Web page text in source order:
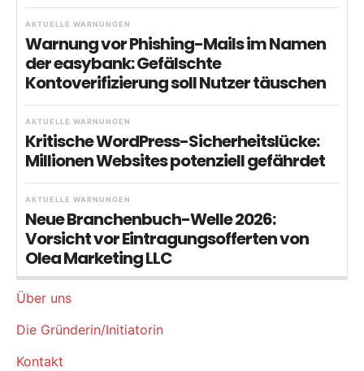
AKTUELLE WARNUNGEN
Warnung vor Phishing-Mails im Namen
der easybank: Gefälschte
Kontoverifizierung soll Nutzer täuschen
AKTUELLE WARNUNGEN
Kritische WordPress-Sicherheitslücke:
Millionen Websites potenziell gefährdet
AKTUELLE WARNUNGEN
Neue Branchenbuch-Welle 2026:
Vorsicht vor Eintragungsofferten von
Olea Marketing LLC
Über uns
Die Gründerin/Initiatorin
Kontakt